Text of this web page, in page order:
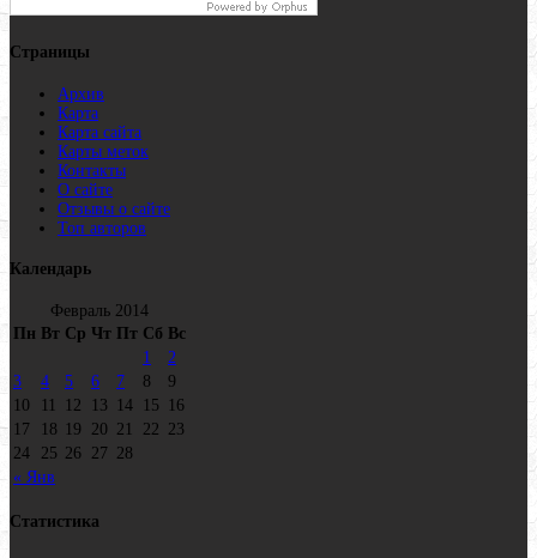
Страницы
Архив
Карта
Карта сайта
Карты меток
Контакты
О сайте
Отзывы о сайте
Топ авторов
Календарь
Февраль 2014
Пн Вт Ср Чт Пт Сб Вс
« Янв
1
2
3
4 5 6 7 8
9
10
11 12 13 14 15
16
17
18 19 20 21 22 23
24
25 26 27 28
Статистика